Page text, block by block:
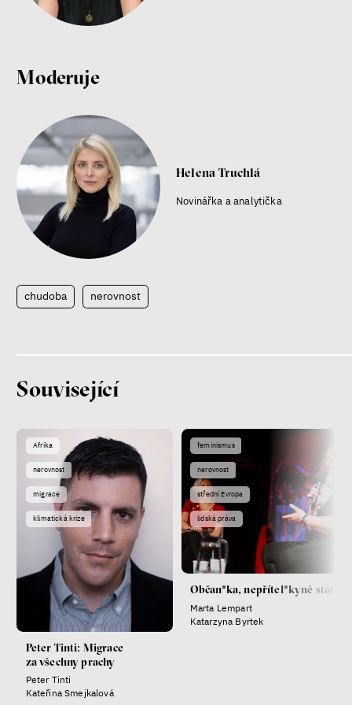
Moderuje
Helena Truchlá
Novinářka a analytička
chudoba nerovnost
Související
Afrika
nerovnost
migrace
klimatická krize
Peter Tinti: Migrace
za všechny prachy
Peter Tinti
Kateřina Smejkalová
feminismus
nerovnost
střední Evropa
lidská práva
Občan*ka, nepřítel*kyně státu
Marta Lempart
Katarzyna Byrtek